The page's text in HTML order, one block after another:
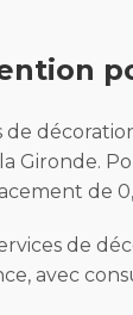
de
Gironde.
de
de
avec